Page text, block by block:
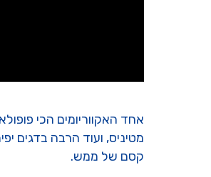
אחד האקווריומים הכי
מטיניס, ועוד הרבה בדגים
קסם של ממש.